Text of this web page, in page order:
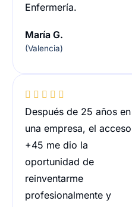
Enfermería.
María G.
(Valencia)
    
Después de 25 años en
una empresa, el acceso
+45 me dio la
oportunidad de
reinventarme
profesionalmente y